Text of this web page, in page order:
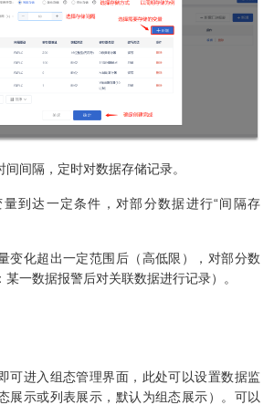
间隔，定时对数据存储记录。
到达一定条件，对部分数据进行“间隔存
变化超出一定范围后（高低限），对部分数
一数据报警后对关联数据进行记录）。
可进入组态管理界面，此处可以设置数据监
展示或列表展示，默认为组态展示）。可以